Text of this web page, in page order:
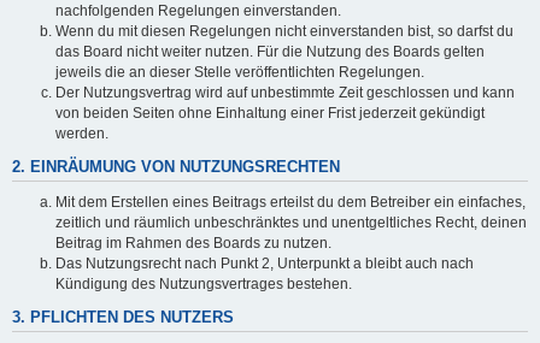
nachfolgenden Regelungen einverstanden.
Wenn du mit diesen Regelungen nicht einverstanden bist, so darfst du
das Board nicht weiter nutzen. Für die Nutzung des Boards gelten
jeweils die an dieser Stelle veröffentlichten Regelungen.
Der Nutzungsvertrag wird auf unbestimmte Zeit geschlossen und kann
von beiden Seiten ohne Einhaltung einer Frist jederzeit gekündigt
werden.
2. EINRÄUMUNG VON NUTZUNGSRECHTEN
Mit dem Erstellen eines Beitrags erteilst du dem Betreiber ein einfaches,
zeitlich und räumlich unbeschränktes und unentgeltliches Recht, deinen
Beitrag im Rahmen des Boards zu nutzen.
Das Nutzungsrecht nach Punkt 2, Unterpunkt a bleibt auch nach
Kündigung des Nutzungsvertrages bestehen.
3. PFLICHTEN DES NUTZERS